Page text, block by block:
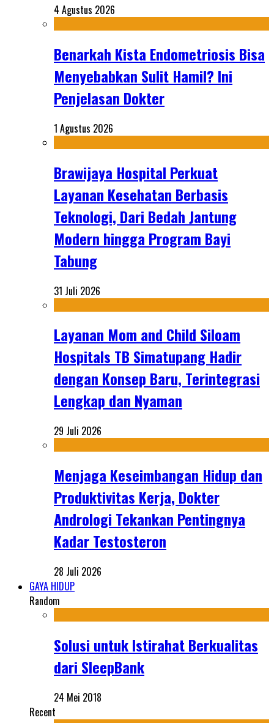
4 Agustus 2026
Benarkah Kista Endometriosis Bisa
Menyebabkan Sulit Hamil? Ini
Penjelasan Dokter
1 Agustus 2026
Brawijaya Hospital Perkuat
Layanan Kesehatan Berbasis
Teknologi, Dari Bedah Jantung
Modern hingga Program Bayi
Tabung
31 Juli 2026
Layanan Mom and Child Siloam
Hospitals TB Simatupang Hadir
dengan Konsep Baru, Terintegrasi
Lengkap dan Nyaman
29 Juli 2026
Menjaga Keseimbangan Hidup dan
Produktivitas Kerja, Dokter
Andrologi Tekankan Pentingnya
Kadar Testosteron
28 Juli 2026
GAYA HIDUP
Random
Solusi untuk Istirahat Berkualitas
dari SleepBank
24 Mei 2018
Recent